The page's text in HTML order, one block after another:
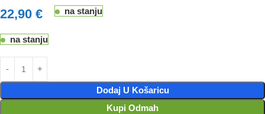
22,90 € na stanju
na stanju
Dodaj U Košaricu
Kupi Odmah